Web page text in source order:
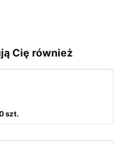
Cię również
szt.